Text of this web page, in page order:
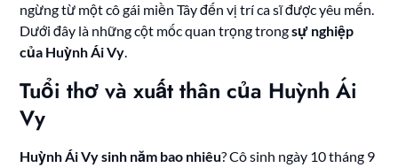
ngừng từ một cô gái miền Tây đến vị trí ca sĩ được yêu mến.
Dưới đây là những cột mốc quan trọng trongsự nghiệp
của Huỳnh Ái Vy.
Tuổi thơ và xuất thân của Huỳnh Ái
Vy
Huỳnh Ái Vy sinh năm bao nhiêu? Cô sinh ngày 10 tháng 9